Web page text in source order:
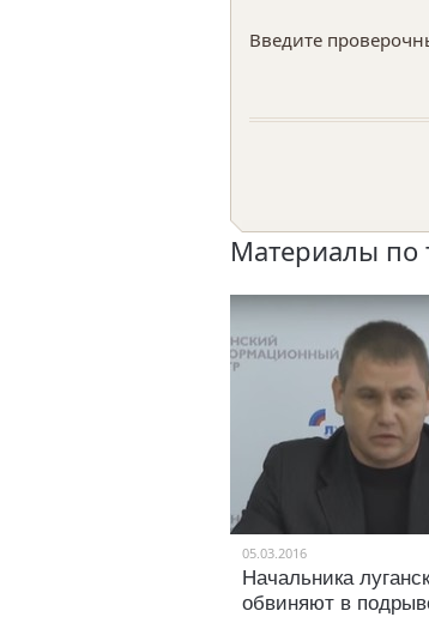
Введите
Материалы по
05.03.2016
Начальника
обвиняют в